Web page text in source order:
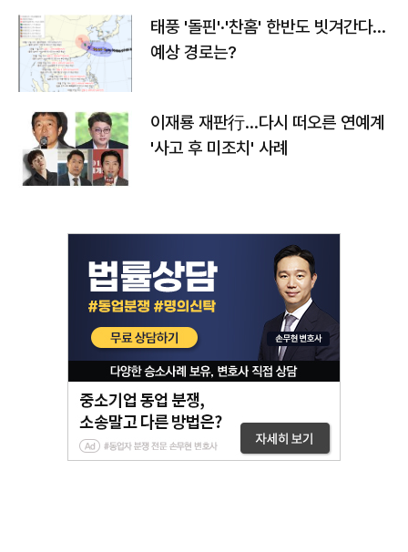
태풍 '돌핀'·'찬홈' 한반도 빗겨간다…
예상 경로는?
이재룡 재판行…다시 떠오른 연예계
'사고 후 미조치' 사례